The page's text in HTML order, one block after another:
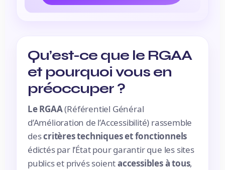
Qu’est-ce que le RGAA
et pourquoi vous en
préoccuper ?
Le RGAA(Référentiel Général
d’Amélioration de l’Accessibilité) rassemble
descritères techniques et fonctionnels
édictés par l’État pour garantir que les sites
publics et privés soientaccessibles à tous,